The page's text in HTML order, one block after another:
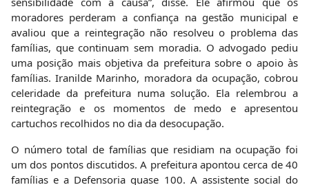
moradores perderam a confiança na gestão municipal e
avaliou que a reintegração não resolveu o problema das
famílias, que continuam sem moradia. O advogado pediu
uma posição mais objetiva da prefeitura sobre o apoio às
famílias. Iranilde Marinho, moradora da ocupação, cobrou
celeridade da prefeitura numa solução. Ela relembrou a
reintegração e os momentos de medo e apresentou
cartuchos recolhidos no dia da desocupação.
O número total de famílias que residiam na ocupação foi
um dos pontos discutidos. A prefeitura apontou cerca de 40
famílias e a Defensoria quase 100. A assistente social do